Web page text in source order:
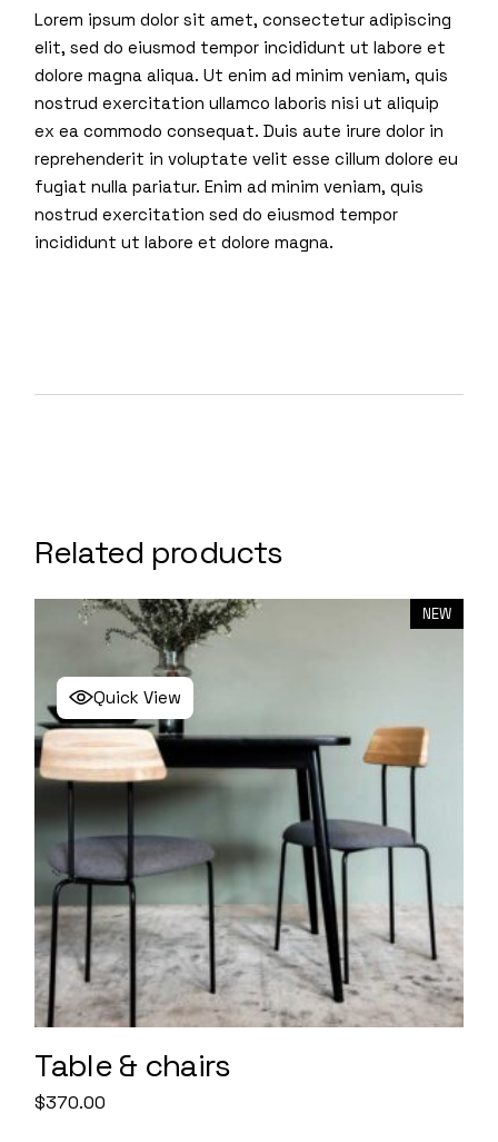
Lorem ipsum dolor sit amet, consectetur adipiscing
elit, sed do eiusmod tempor incididunt ut labore et
dolore magna aliqua. Ut enim ad minim veniam, quis
nostrud exercitation ullamco laboris nisi ut aliquip
ex ea commodo consequat. Duis aute irure dolor in
reprehenderit in voluptate velit esse cillum dolore eu
fugiat nulla pariatur. Enim ad minim veniam, quis
nostrud exercitation sed do eiusmod tempor
incididunt ut labore et dolore magna.
Related products
NEW
Quick View
Table & chairs
$370.00